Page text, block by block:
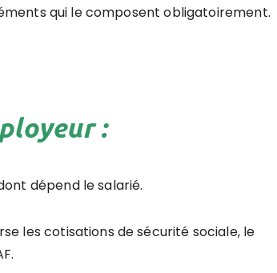
qui le composent obligatoirement.
:
dépend le salarié.
les cotisations de sécurité sociale, le